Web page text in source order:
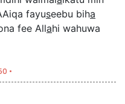
fayuseebu biha
fee Allahi wahuwa
•